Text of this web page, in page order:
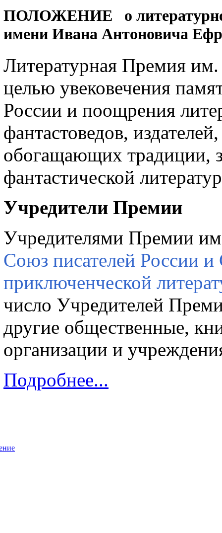
ПОЛОЖЕНИЕ о
имени Ивана Антоновича
Литературная Премия
целью увековечения
России и поощрения
фантастоведов,
обогащающих традиции,
фантастической
Учредители Премии
Учредителями Премии
Союз писателей России и
приключенческой
число Учредителей
другие общественные,
организации и
Подробнее...